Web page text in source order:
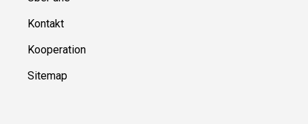
Über uns
Kontakt
Kooperation